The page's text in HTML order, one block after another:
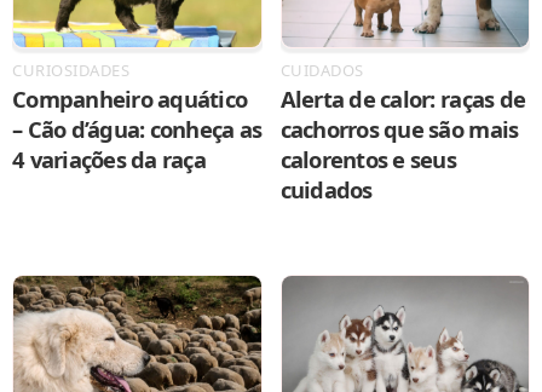
CURIOSIDADES
Companheiro aquático
– Cão d’água: conheça as
4 variações da raça
CUIDADOS
Alerta de calor: raças de
cachorros que são mais
calorentos e seus
cuidados